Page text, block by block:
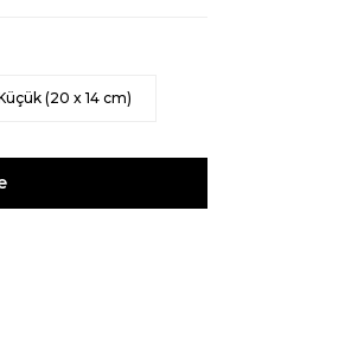
(20 x 14 cm)